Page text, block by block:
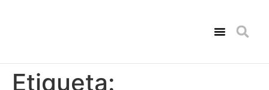
Etiqueta: